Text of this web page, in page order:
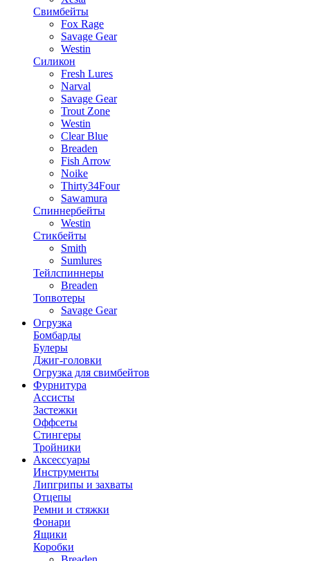
Свимбейты
Fox Rage
Savage Gear
Westin
Силикон
Fresh Lures
Narval
Savage Gear
Trout Zone
Westin
Clear Blue
Breaden
Fish Arrow
Noike
Thirty34Four
Sawamura
Спиннербейты
Westin
Стикбейты
Smith
Sumlures
Тейлспиннеры
Breaden
Топвотеры
Savage Gear
Огрузка
Бомбарды
Булеры
Джиг-головки
Огрузка для свимбейтов
Фурнитура
Ассисты
Застежки
Оффсеты
Стингеры
Тройники
Аксессуары
Инструменты
Липгрипы и захваты
Отцепы
Ремни и стяжки
Фонари
Ящики
Коробки